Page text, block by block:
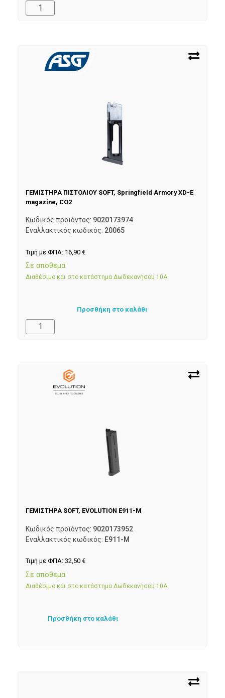
ΓΕΜΙΣΤΗΡΑ ΠΙΣΤΟΛΙΟΥ SOFT, Springfield Armory XD-E
magazine, CO2
Κωδικός προϊόντος: 9020173974
Εναλλακτικός κωδικός: 20065
Τιμή με ΦΠΑ: 16,90 €
Σε απόθεμα
Διαθέσιμο και στο κατάστημα Δωδεκανήσου 10Α
Προσθήκη στο καλάθι
ΓΕΜΙΣΤΗΡΑ SOFT, EVOLUTION E911-M
Κωδικός προϊόντος: 9020173952
Εναλλακτικός κωδικός: E911-M
Τιμή με ΦΠΑ: 32,50 €
Σε απόθεμα
Διαθέσιμο και στο κατάστημα Δωδεκανήσου 10Α
Προσθήκη στο καλάθι